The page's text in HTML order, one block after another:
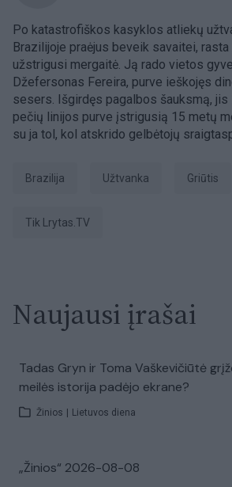
Po katastrofiškos kasyklos atliekų
Brazilijoje praėjus beveik savaitei, rasta
užstrigusi mergaitė. Ją rado vietos
Džefersonas Fereira, purve ieškojęs
sesers. Išgirdęs pagalbos šauksmą, jis
pečių linijos purve įstrigusią 15 metų
su ja tol, kol atskrido gelbėtojų
Brazilija užtvanka griūtis
tik Lrytas.TV
Naujausi įrašai
Tadas Gryn ir Toma Vaškevičiūtė
meilės istorija padėjo ekrane?
Žinios Lietuvos diena
„Žinios“ 2026-08-08